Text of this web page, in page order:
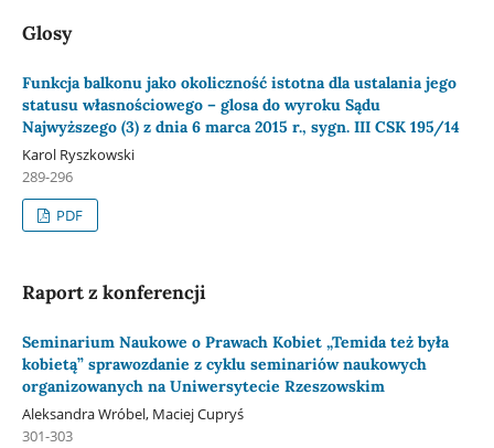
Glosy
Funkcja balkonu jako okoliczność istotna dla ustalania jego
statusu własnościowego – glosa do wyroku Sądu
Najwyższego (3) z dnia 6 marca 2015 r., sygn. III CSK 195/14
Karol Ryszkowski
289-296
PDF
Raport z konferencji
Seminarium Naukowe o Prawach Kobiet „Temida też była
kobietą” sprawozdanie z cyklu seminariów naukowych
organizowanych na Uniwersytecie Rzeszowskim
Aleksandra Wróbel, Maciej Cupryś
301-303